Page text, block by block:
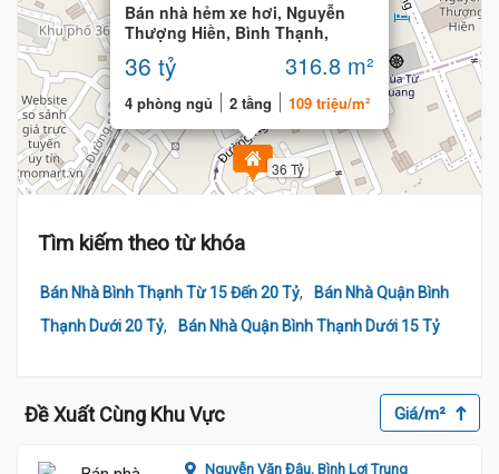
36 Tỷ
20 Tỷ
Bán nhà hẻm xe hơi, Nguyễn
Thượng Hiền, Bình Thạnh,
316.8m² nở hậu 14m
36 tỷ 316.8 m²
4 phòng ngủ 2 tầng 109 triệu/m²
Tìm kiếm theo từ khóa
Bán Nhà Bình Thạnh Từ 15 Đến 20 Tỷ,
Bán Nhà Quận Bình
Thạnh Dưới 20 Tỷ, Bán Nhà Quận Bình Thạnh Dưới 15 Tỷ
Đề Xuất Cùng Khu Vực Giá/m²
Nguyễn Văn Đậu, Bình Lợi Trung